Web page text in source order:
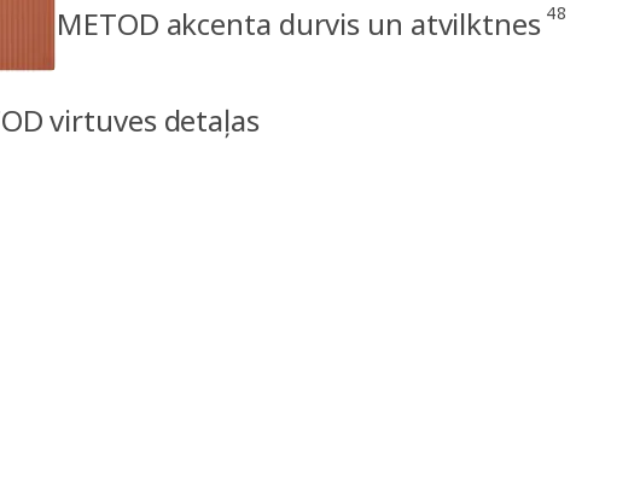
METOD akcenta durvis un atvilktnes 48
virtuves detaļas